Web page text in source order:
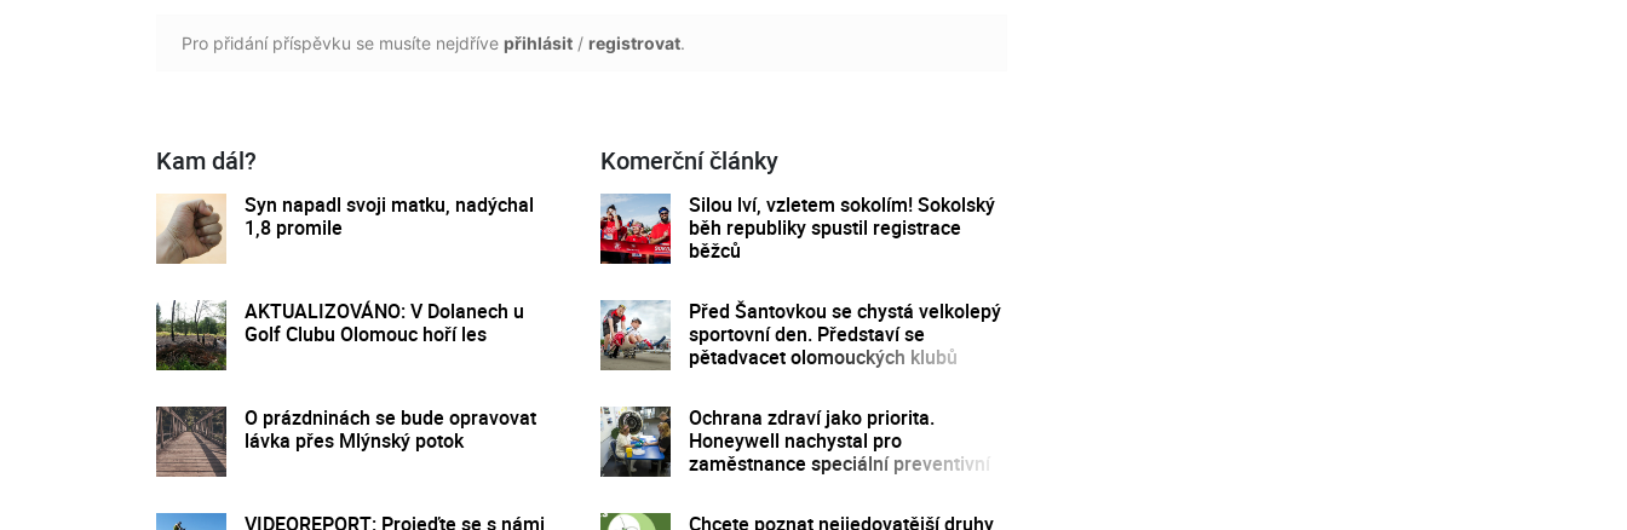
Pro přidání příspěvku se musíte nejdříve přihlásit / registrovat.
Kam dál?
Syn napadl svoji matku, nadýchal
1,8 promile
AKTUALIZOVÁNO: V Dolanech u
Golf Clubu Olomouc hoří les
O prázdninách se bude opravovat
lávka přes Mlýnský potok
VIDEOREPORT: Projeďte se s námi
Komerční články
Silou lví, vzletem sokolím! Sokolský
běh republiky spustil registrace
běžců
Před Šantovkou se chystá velkolepý
sportovní den. Představí se
pětadvacet olomouckých klubů
Ochrana zdraví jako priorita.
Honeywell nachystal pro
zaměstnance speciální preventivní
Chcete poznat nejjedovatější druhy